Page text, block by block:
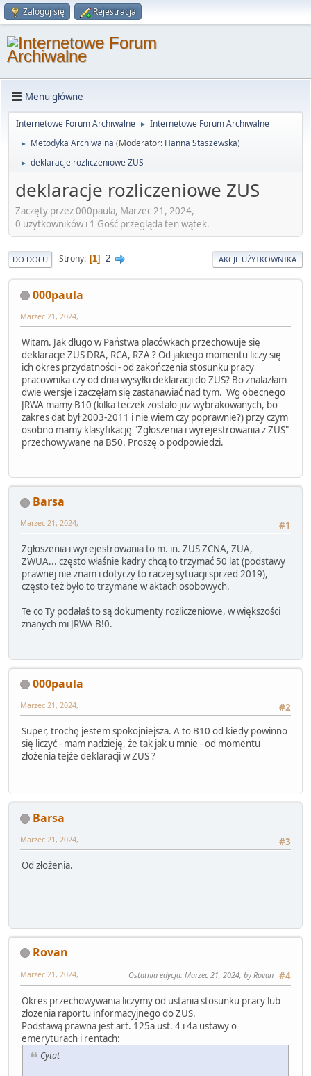
Zaloguj się Rejestracja
Menu główne
Internetowe Forum Archiwalne ► Internetowe Forum Archiwalne
► Metodyka Archiwalna (Moderator: Hanna Staszewska)
► deklaracje rozliczeniowe ZUS
deklaracje rozliczeniowe ZUS
Zaczęty przez 000paula, Marzec 21, 2024,
0 użytkowników i 1 Gość przegląda ten wątek.
DO DOŁU Strony 1 2 AKCJE UŻYTKOWNIKA
000paula
Marzec 21, 2024,
Witam. Jak długo w Państwa placówkach przechowuje się
deklaracje ZUS DRA, RCA, RZA ? Od jakiego momentu liczy się
ich okres przydatności - od zakończenia stosunku pracy
pracownika czy od dnia wysyłki deklaracji do ZUS? Bo znalazłam
dwie wersje i zaczęłam się zastanawiać nad tym. Wg obecnego
JRWA mamy B10 (kilka teczek zostało już wybrakowanych, bo
zakres dat był 2003-2011 i nie wiem czy poprawnie?) przy czym
osobno mamy klasyfikację "Zgłoszenia i wyrejestrowania z ZUS"
przechowywane na B50. Proszę o podpowiedzi.
Barsa
#1
Marzec 21, 2024,
Zgłoszenia i wyrejestrowania to m. in. ZUS ZCNA, ZUA,
ZWUA... często właśnie kadry chcą to trzymać 50 lat (podstawy
prawnej nie znam i dotyczy to raczej sytuacji sprzed 2019),
często też było to trzymane w aktach osobowych.
Te co Ty podałaś to są dokumenty rozliczeniowe, w większości
znanych mi JRWA B!0.
000paula
#2
Marzec 21, 2024,
Super, trochę jestem spokojniejsza. A to B10 od kiedy powinno
się liczyć - mam nadzieję, że tak jak u mnie - od momentu
złożenia tejże deklaracji w ZUS ?
Barsa
#3
Marzec 21, 2024,
Od złożenia.
Rovan
#4
Marzec 21, 2024, Ostatnia edycja: Marzec 21, 2024, by Rovan
Okres przechowywania liczymy od ustania stosunku pracy lub
złozenia raportu informacyjnego do ZUS.
Podstawą prawna jest art. 125a ust. 4 i 4a ustawy o
emeryturach i rentach:
Cytat